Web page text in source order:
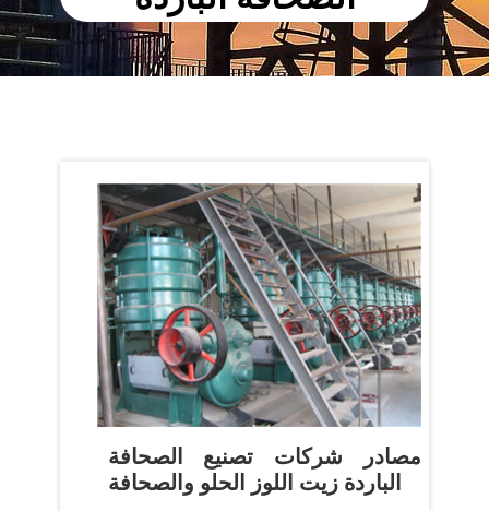
مصادر شركات تصنيع الصحافة
الباردة زيت اللوز الحلو والصحافة